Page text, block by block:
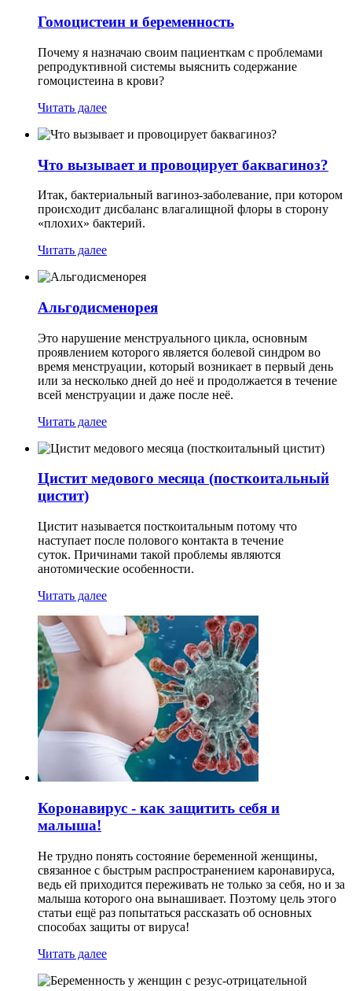
Гомоцистеин и беременность
Почему я назначаю своим пациенткам с проблемами
репродуктивной системы выяснить содержание
гомоцистеина в крови?
Читать далее
Что вызывает и провоцирует баквагиноз?
Итак, бактериальный вагиноз-заболевание, при котором
происходит дисбаланс влагалищной флоры в сторону
«плохих» бактерий.
Читать далее
Альгодисменорея
Это нарушение менструального цикла, основным
проявлением которого является болевой синдром во
время менструации, который возникает в первый день
или за несколько дней до неё и продолжается в течение
всей менструации и даже после неё.
Читать далее
Цистит медового месяца (посткоитальный
цистит)
Цистит называется посткоитальным потому что
наступает после полового контакта в течение
суток. Причинами такой проблемы являются
анотомические особенности.
Читать далее
Коронавирус - как защитить себя и
малыша!
Не трудно понять состояние беременной женщины,
связанное с быстрым распространением каронавируса,
ведь ей приходится переживать не только за себя, но и за
малыша которого она вынашивает. Поэтому цель этого
статьи ещё раз попытаться рассказать об основных
способах защиты от вируса!
Читать далее